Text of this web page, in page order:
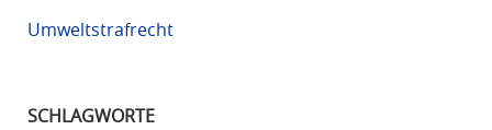
Umweltstrafrecht
SCHLAGWORTE